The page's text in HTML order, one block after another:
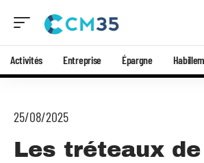
Activités Entreprise Épargne
25/08/2025
Les tréteaux